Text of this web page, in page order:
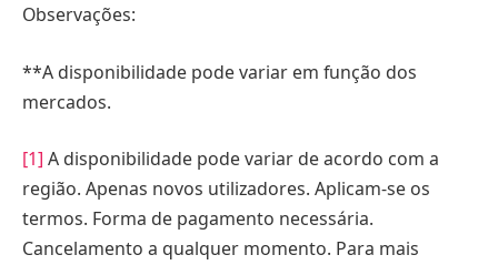
Observações:
**A disponibilidade pode variar em função dos
mercados.
[1] A disponibilidade pode variar de acordo com a
região. Apenas novos utilizadores. Aplicam-se os
termos. Forma de pagamento necessária.
Cancelamento a qualquer momento. Para mais